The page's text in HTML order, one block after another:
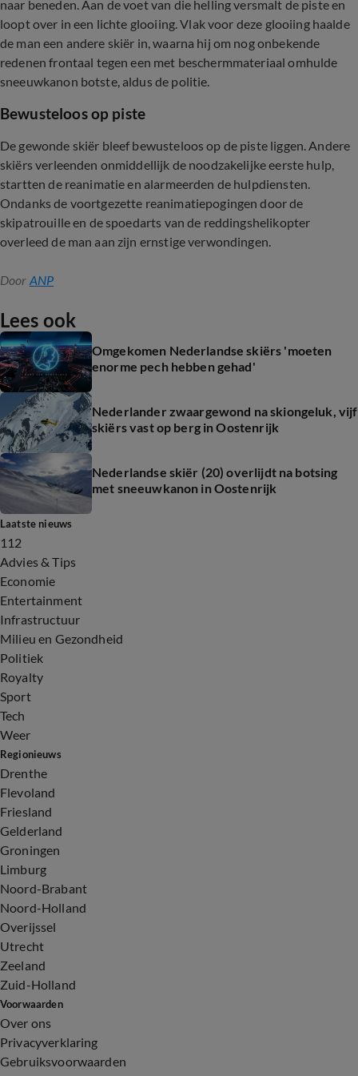
naar beneden. Aan de voet van die helling versmalt de piste en
loopt over in een lichte glooiing. Vlak voor deze glooiing haalde
de man een andere skiër in, waarna hij om nog onbekende
redenen frontaal tegen een met beschermmateriaal omhulde
sneeuwkanon botste, aldus de politie.
Bewusteloos op piste
De gewonde skiër bleef bewusteloos op de piste liggen. Andere
skiërs verleenden onmiddellijk de noodzakelijke eerste hulp,
startten de reanimatie en alarmeerden de hulpdiensten.
Ondanks de voortgezette reanimatiepogingen door de
skipatrouille en de spoedarts van de reddingshelikopter
overleed de man aan zijn ernstige verwondingen.
Door ANP
Lees ook
Omgekomen Nederlandse skiërs 'moeten
enorme pech hebben gehad'
Nederlander zwaargewond na skiongeluk, vijf
skiërs vast op berg in Oostenrijk
Nederlandse skiër (20) overlijdt na botsing
met sneeuwkanon in Oostenrijk
Laatste nieuws
112
Advies & Tips
Economie
Entertainment
Infrastructuur
Milieu en Gezondheid
Politiek
Royalty
Sport
Tech
Weer
Regionieuws
Drenthe
Flevoland
Friesland
Gelderland
Groningen
Limburg
Noord-Brabant
Noord-Holland
Overijssel
Utrecht
Zeeland
Zuid-Holland
Voorwaarden
Over ons
Privacyverklaring
Gebruiksvoorwaarden